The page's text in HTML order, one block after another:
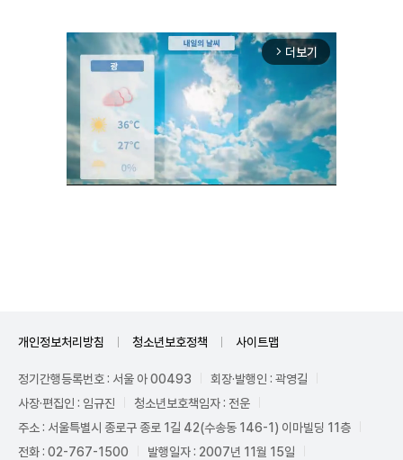
arrow_forward_ios 더보기
개인정보처리방침 청소년보호정책 사이트맵
정기간행등록번호 : 서울 아 00493
회장·발행인 : 곽영길
사장·편집인 : 임규진
청소년보호책임자 : 전운
주소 : 서울특별시 종로구 종로 1길 42(수송동 146-1) 이마빌딩 11층
전화 : 02-767-1500
발행일자 : 2007년 11월 15일